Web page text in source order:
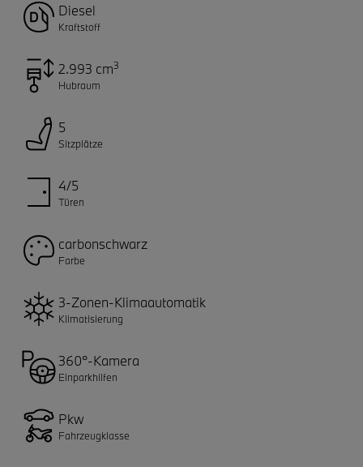
Diesel
Kraftstoff
2.993 cm3
Hubraum
5
Sitzplätze
4/5
Türen
carbonschwarz
Farbe
3-Zonen-Klimaautomatik
Klimatisierung
360°-Kamera
Einparkhilfen
Pkw
Fahrzeugklasse